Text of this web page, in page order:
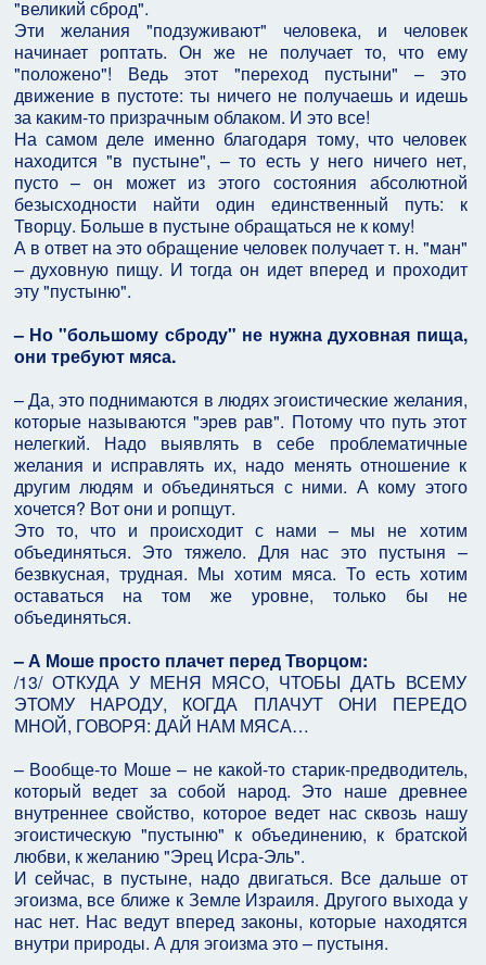
"великий сброд".
Эти желания "подзуживают" человека, и человек
начинает роптать. Он же не получает то, что ему
"положено"! Ведь этот "переход пустыни" – это
движение в пустоте: ты ничего не получаешь и идешь
за каким-то призрачным облаком. И это все!
На самом деле именно благодаря тому, что человек
находится "в пустыне", – то есть у него ничего нет,
пусто – он может из этого состояния абсолютной
безысходности найти один единственный путь: к
Творцу. Больше в пустыне обращаться не к кому!
А в ответ на это обращение человек получает т. н. "ман"
– духовную пищу. И тогда он идет вперед и проходит
эту "пустыню".
– Но "большому сброду" не нужна духовная пища,
они требуют мяса.
– Да, это поднимаются в людях эгоистические желания,
которые называются "эрев рав". Потому что путь этот
нелегкий. Надо выявлять в себе проблематичные
желания и исправлять их, надо менять отношение к
другим людям и объединяться с ними. А кому этого
хочется? Вот они и ропщут.
Это то, что и происходит с нами – мы не хотим
объединяться. Это тяжело. Для нас это пустыня –
безвкусная, трудная. Мы хотим мяса. То есть хотим
оставаться на том же уровне, только бы не
объединяться.
– А Моше просто плачет перед Творцом:
/13/ ОТКУДА У МЕНЯ МЯСО, ЧТОБЫ ДАТЬ ВСЕМУ
ЭТОМУ НАРОДУ, КОГДА ПЛАЧУТ ОНИ ПЕРЕДО
МНОЙ, ГОВОРЯ: ДАЙ НАМ МЯСА…
– Вообще-то Моше – не какой-то старик-предводитель,
который ведет за собой народ. Это наше древнее
внутреннее свойство, которое ведет нас сквозь нашу
эгоистическую "пустыню" к объединению, к братской
любви, к желанию "Эрец Исра-Эль".
И сейчас, в пустыне, надо двигаться. Все дальше от
эгоизма, все ближе к Земле Израиля. Другого выхода у
нас нет. Нас ведут вперед законы, которые находятся
внутри природы. А для эгоизма это – пустыня.